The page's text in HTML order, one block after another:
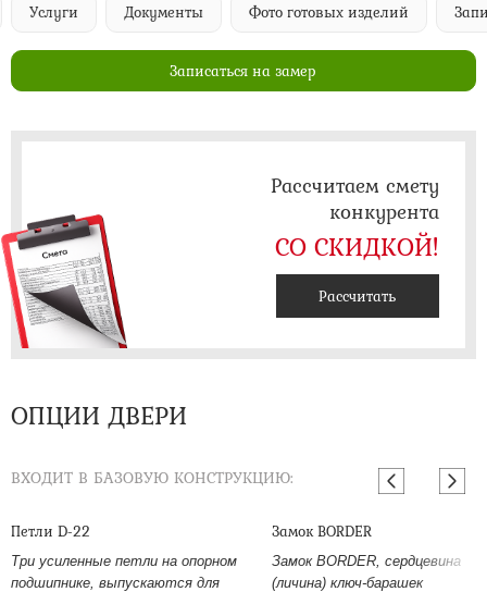
Услуги Документы Фото готовых изделий
Записаться на замер
Рассчитаем смету
конкурента
СО СКИДКОЙ!
Рассчитать
ОПЦИИ ДВЕРИ
ВХОДИТ В БАЗОВУЮ КОНСТРУКЦИЮ:
Петли D-22
Три усиленные петли на опорном
подшипнике, выпускаются для
Замок BORDER
Замок BORDER, сердцевина
(личина) ключ-барашек